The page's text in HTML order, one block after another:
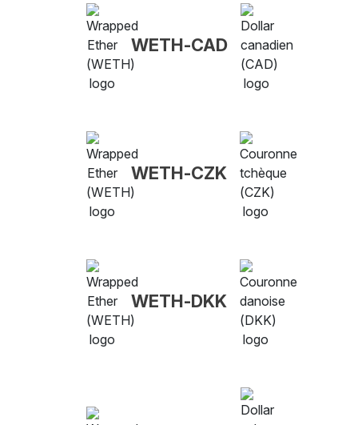
WETH-CAD
WETH-CZK
WETH-DKK